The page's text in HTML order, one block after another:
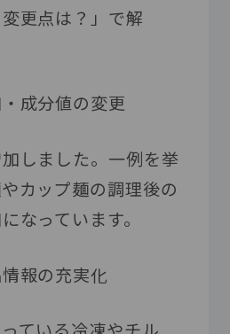
更点は？」で解
成分値の変更
しました。一例を挙
カップ麺の調理後の
なっています。
報の充実化